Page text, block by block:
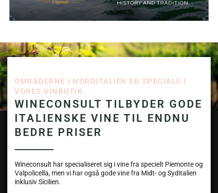
OMRÅDERNE I NORDITALIEN ER SPECIALE I
VORES VINBUTIK
WINECONSULT TILBYDER GODE
ITALIENSKE VINE TIL ENDNU
BEDRE PRISER
Wineconsult har specialiseret sig i vine fra specielt Piemonte og
Valpolicella, men vi har også gode vine fra Midt- og Syditalien
inklusiv Sicilien.